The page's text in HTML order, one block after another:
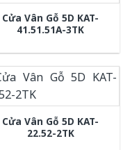
Cửa Vân Gỗ 5D KAT-
41.51.51A-3TK
Cửa Vân Gỗ 5D KAT-
22.52-2TK